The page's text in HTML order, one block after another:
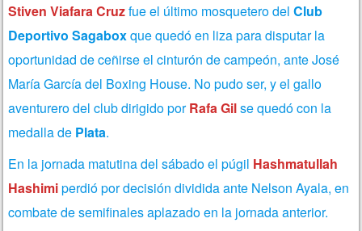
Stiven Viafara Cruzfue el último mosquetero delClub
Deportivo Sagaboxque quedó en liza para disputar la
oportunidad de ceñirse el cinturón de campeón, ante José
María García del Boxing House. No pudo ser, y el gallo
aventurero del club dirigido porRafa Gilse quedó con la
medalla de Plata.
En la jornada matutina del sábado el púgil Hashmatullah
Hashimiperdió por decisión dividida ante Nelson Ayala, en
combate de semifinales aplazado en la jornada anterior.